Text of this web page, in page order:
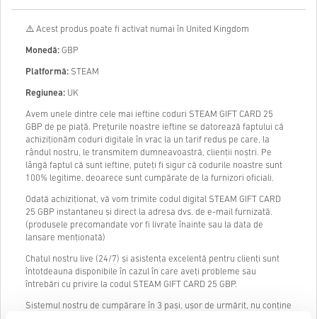
⚠️ Acest produs poate fi activat numai în United Kingdom
Monedă: GBP
Platformă: STEAM
Regiunea: UK
Avem unele dintre cele mai ieftine coduri STEAM GIFT CARD 25
GBP de pe piață. Prețurile noastre ieftine se datorează faptului că
achiziționăm coduri digitale în vrac la un tarif redus pe care, la
rândul nostru, le transmitem dumneavoastră, clienții noștri. Pe
lângă faptul că sunt ieftine, puteți fi sigur că codurile noastre sunt
100% legitime, deoarece sunt cumpărate de la furnizori oficiali.
Odată achiziționat, vă vom trimite codul digital STEAM GIFT CARD
25 GBP instantaneu și direct la adresa dvs. de e-mail furnizată.
(produsele precomandate vor fi livrate înainte sau la data de
lansare menționată)
Chatul nostru live (24/7) și asistența excelentă pentru clienți sunt
întotdeauna disponibile în cazul în care aveți probleme sau
întrebări cu privire la codul STEAM GIFT CARD 25 GBP.
Sistemul nostru de cumpărare în 3 pași, ușor de urmărit, nu conține